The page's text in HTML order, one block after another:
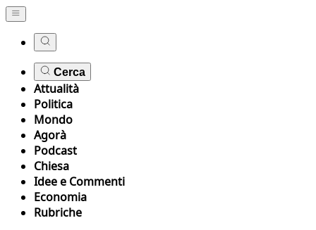
Cerca
Attualità
Politica
Mondo
Agorà
Podcast
Chiesa
Idee e Commenti
Economia
Rubriche